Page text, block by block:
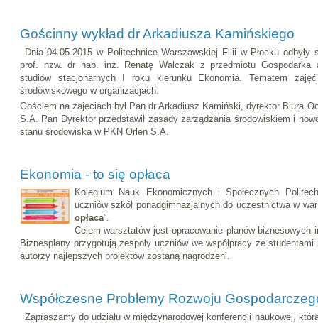
Gościnny wykład dr Arkadiusza Kamińskiego
Dnia 04.05.2015 w Politechnice Warszawskiej Filii w Płocku odbyły
prof. nzw. dr hab. inż. Renatę Walczak z przedmiotu Gospodarka
studiów stacjonarnych I roku kierunku Ekonomia. Tematem
środowiskowego w organizacjach.
Gościem na zajęciach był Pan dr Arkadiusz Kamiński, dyrektor Biura
S.A. Pan Dyrektor przedstawił zasady zarządzania środowiskiem i
stanu środowiska w PKN Orlen S.A.
Ekonomia - to się opłaca
Kolegium Nauk Ekonomicznych i Społecznych
uczniów szkół ponadgimnazjalnych do uczestnictwa w
opłaca”.
Celem warsztatów jest opracowanie planów biznesowych
Biznesplany przygotują zespoły uczniów we współpracy ze
autorzy najlepszych projektów zostaną nagrodzeni.
Współczesne Problemy Rozwoju
Zapraszamy do udziału w międzynarodowej konferencji naukowej,